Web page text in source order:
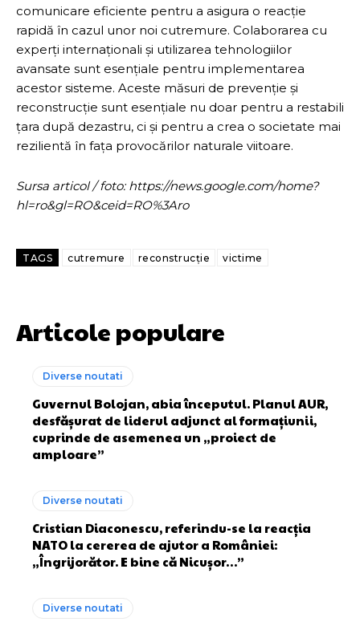
comunicare eficiente pentru a asigura o reacție
rapidă în cazul unor noi cutremure. Colaborarea cu
experți internaționali și utilizarea tehnologiilor
avansate sunt esențiale pentru implementarea
acestor sisteme. Aceste măsuri de prevenție și
reconstrucție sunt esențiale nu doar pentru a restabili
țara după dezastru, ci și pentru a crea o societate mai
rezilientă în fața provocărilor naturale viitoare.
Sursa articol / foto: https://news.google.com/home?
hl=ro&gl=RO&ceid=RO%3Aro
TAGS cutremure reconstrucție victime
Articole populare
Diverse noutati
Guvernul Bolojan, abia începutul. Planul AUR,
desfășurat de liderul adjunct al formațiunii,
cuprinde de asemenea un „proiect de
amploare”
Diverse noutati
Cristian Diaconescu, referindu-se la reacția
NATO la cererea de ajutor a României:
„Îngrijorător. E bine că Nicușor…”
Diverse noutati